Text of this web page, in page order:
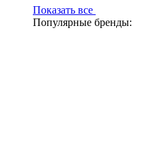
Показать все
Популярные бренды: